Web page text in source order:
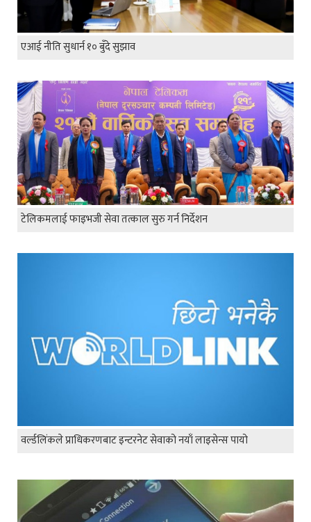
एआई नीति सुधार्न १० बुँदे सुझाव
टेलिकमलाई फाइभजी सेवा तत्काल सुरु गर्न निर्देशन
वर्ल्डलिंकले प्राधिकरणबाट इन्टरनेट सेवाको नयाँ लाइसेन्स पायो